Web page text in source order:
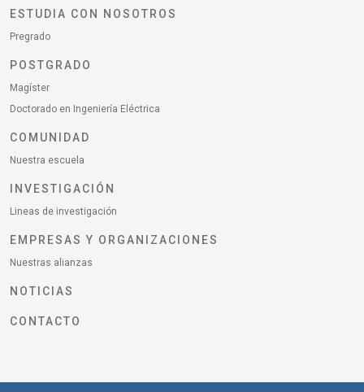
ESTUDIA CON NOSOTROS
Pregrado
POSTGRADO
Magíster
Doctorado en Ingeniería Eléctrica
COMUNIDAD
Nuestra escuela
INVESTIGACIÓN
Lineas de investigación
EMPRESAS Y ORGANIZACIONES
Nuestras alianzas
NOTICIAS
CONTACTO